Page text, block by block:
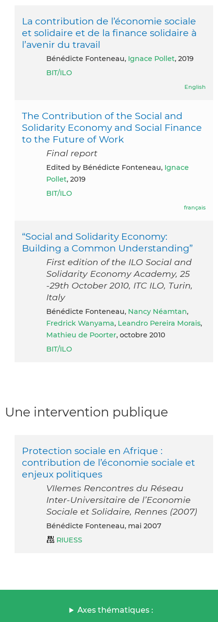
La contribution de l’économie sociale
et solidaire et de la finance solidaire à
l’avenir du travail
Bénédicte Fonteneau, Ignace Pollet, 2019
BIT/ILO
English
The Contribution of the Social and
Solidarity Economy and Social Finance
to the Future of Work
Final report
Edited by Bénédicte Fonteneau, Ignace
Pollet, 2019
BIT/ILO
français
“Social and Solidarity Economy:
Building a Common Understanding”
First edition of the ILO Social and
Solidarity Economy Academy, 25
-29th October 2010, ITC ILO, Turin,
Italy
Bénédicte Fonteneau, Nancy Néamtan,
Fredrick Wanyama, Leandro Pereira Morais,
Mathieu de Poorter, octobre 2010
BIT/ILO
Une intervention publique
Protection sociale en Afrique :
contribution de l’économie sociale et
enjeux politiques
VIIemes Rencontres du Réseau
Inter-Universitaire de l’Economie
Sociale et Solidaire, Rennes (2007)
Bénédicte Fonteneau, mai 2007
RIUESS
Axes thématiques :